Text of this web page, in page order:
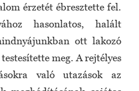
érzetét ébresztette fel.
hasonlatos, halált
ott lakozó
meg. A rejtélyes
való utazások az